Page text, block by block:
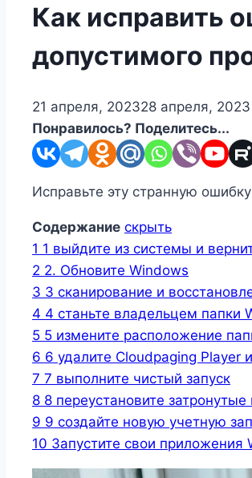
Как исправить
допустимого
21 апреля, 202328 апреля, 2023
Понравилось? Поделитесь...
Исправьте эту странную
Содержание скрыть
1 1 выйдите из системы и
2 2. Обновите Windows
3 3 сканирование и
4 4 станьте владельцем папки
5 5 измените расположение
6 6 удалите Cloudpaging Player
7 7 выполните чистый запуск
8 8 переустановите
9 9 создайте новую учетную
10 Запустите свои